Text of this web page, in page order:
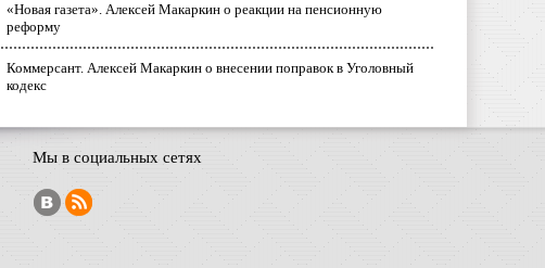
«Новая газета». Алексей Макаркин о реакции на пенсионную
реформу
Коммерсант. Алексей Макаркин о внесении поправок в Уголовный
кодекс
Мы в социальных сетях